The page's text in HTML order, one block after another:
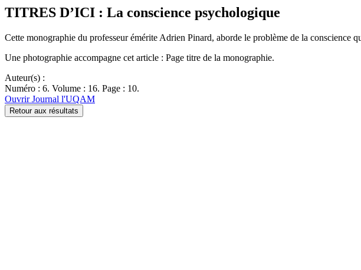
TITRES D’ICI : La conscience psychologique
Cette monographie du professeur émérite Adrien Pinard, aborde le problème de la
Une photographie accompagne cet article : Page titre de la monographie.
Auteur(s) :
Numéro : 6. Volume : 16. Page : 10.
Ouvrir Journal l'UQAM
Retour aux résultats